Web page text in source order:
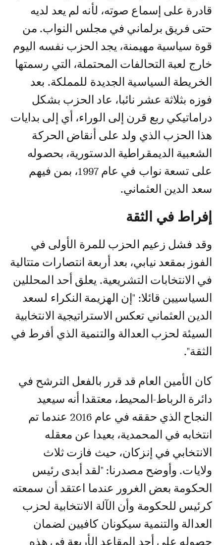
قادرة على إسماع صوته، لأنه لم يعد لديه
حتى فريق برلماني في مجلس النواب. من
قوة سياسية مهيمنة، يجد الحزب نفسه اليوم
خارج لعبة التحالفات المحتملة، التي رسمتها
الخريطة السياسية الجديدة للمملكة. بعد
فوزه بثلاثة عشر نائبا، عاد الحزب بشكل
دراماتيكي ربع قرن إلى الوراء، أي إلى بدايات
هذا الحزب الذي ولد على أنقاض الحركة
الشعبية الديمقراطية الدستورية، بحصوله
على تسعة نواب في عام 1997، بمن فيهم
سعد الدين العثماني.
إفراط في الثقة
وقد فشل زعيم الحزب للمرة الأولى في
الفوز بمقعد نيابي، بعد أربعة انتصارات متتالية
في الانتخابات التشريعية. يعلق أحد المحللين
السياسيين قائلا: "إن الهزيمة النكراء لسعد
الدين العثماني تعكس الاستراتيجية الانتخابية
السيئة لحزب العدالة والتنمية الذي أفرط في
الثقة".
كان الأمين العام قد قرر بالفعل الترشح في
دائرة الرباط-المحيط، معتقدا أنه سيعيد
النجاح الذي حققه في عام 2016 عندما تم
انتخابه في المحمدية، بعيدا عن معقله
الانتخابي في إنزكان، حيث فازت ثلاث
ولايات. وأوضح مصدرنا: "لقد أبدى رئيس
الحكومة بعض الغرور عندما اعتقد أن سمعته
كرئيس للحكومة وأن الآلة الانتخابية لحزب
العدالة والتنمية سيكونان كافيين لضمان
حصوله على أحد المقاعد الأربعة في هذه